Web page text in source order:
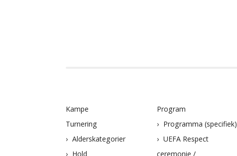
Kampe
Turnering
Alderskategorier
Hold
Program
Programma (specifiek)
UEFA Respect
ceremonie /